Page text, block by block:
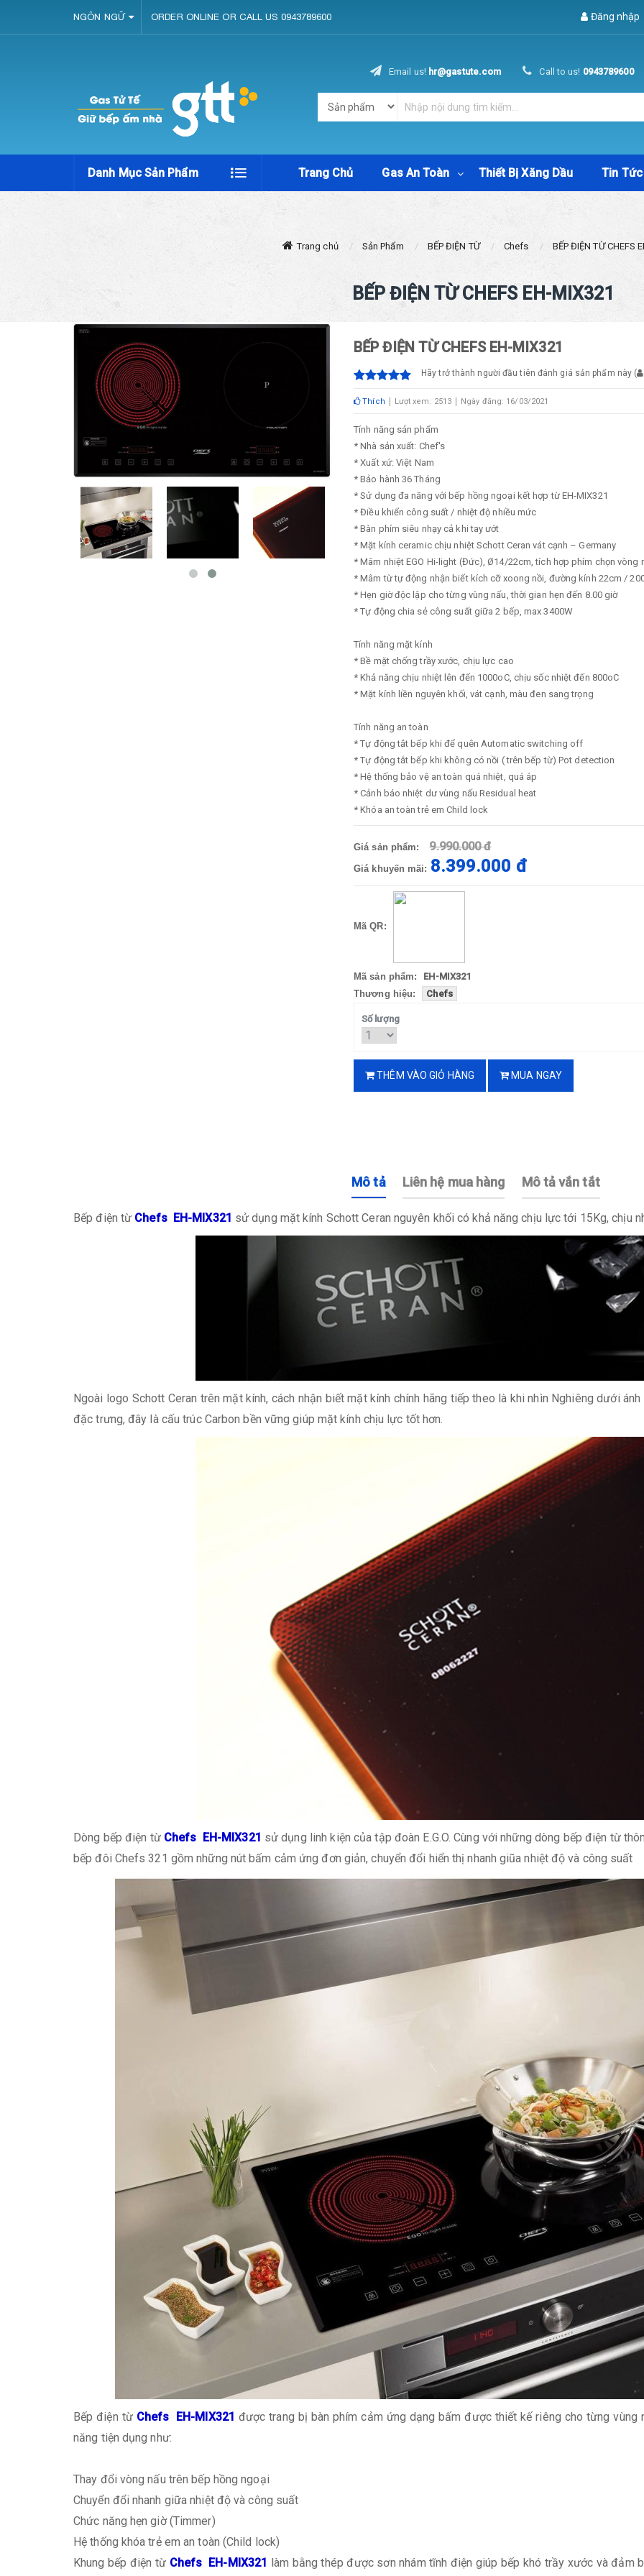
NGÔN NGỮ ORDER ONLINE OR CALL US 0943789600 Đăng nhập
Email us! hr@gastute.com Call to us! 0943789600
Danh Mục Sản Phẩm Trang Chủ Gas An Toàn Thiết Bị Xăng Dầu Tin Tức
Trang chủ Sản Phẩm BẾP ĐIỆN TỪ Chefs BẾP ĐIỆN TỪ CHEFS
BẾP ĐIỆN TỪ CHEFS EH-MIX321
BẾP ĐIỆN TỪ CHEFS EH-MIX321
Hãy trở thành người đầu tiên đánh giá sản phẩm này (
Thích Lượt xem: 2513 Ngày đăng: 16/03/2021
Tính năng sản phẩm
* Nhà sản xuất: Chef's
* Xuất xứ: Việt Nam
* Bảo hành 36 Tháng
* Sử dụng đa năng với bếp hồng ngoại kết hợp từ EH-MIX321
* Điều khiển công suất / nhiệt độ nhiều mức
* Bàn phím siêu nhạy cả khi tay ướt
* Mặt kính ceramic chịu nhiệt Schott Ceran vát cạnh – Germany
* Mâm nhiệt EGO Hi-light (Đức), Ø14/22cm, tích hợp phím chọn vòng
* Mâm từ tự động nhận biết kích cỡ xoong nồi, đường kính 22cm /
* Hẹn giờ độc lập cho từng vùng nấu, thời gian hẹn đến 8.00 giờ
* Tự động chia sẻ công suất giữa 2 bếp, max 3400W
Tính năng mặt kính
* Bề mặt chống trầy xước, chịu lực cao
* Khả năng chịu nhiệt lên đến 1000oC, chịu sốc nhiệt đến 800oC
* Mặt kính liền nguyên khối, vát cạnh, màu đen sang trọng
Tính năng an toàn
* Tự động tắt bếp khi để quên Automatic switching off
* Tự động tắt bếp khi không có nồi ( trên bếp từ) Pot detection
* Hệ thống bảo vệ an toàn quá nhiệt, quá áp
* Cảnh báo nhiệt dư vùng nấu Residual heat
* Khóa an toàn trẻ em Child lock
Giá sản phẩm: 9.990.000 đ
Giá khuyến mãi: 8.399.000 đ
Mã QR:
Mã sản phẩm:
EH-MIX321
Thương hiệu:
Chefs
Số lượng
THÊM VÀO GIỎ HÀNG MUA NGAY
Mô tả Liên hệ mua hàng Mô tả vắn tắt
Bếp điện từ Chefs EH-MIX321 sử dụng mặt kính Schott Ceran nguyên khối có khả năng chịu lực tới 15Kg, chịu
Ngoài logo Schott Ceran trên mặt kính, cách nhận biết mặt kính chính hãng tiếp theo là khi nhìn Nghiêng dưới
đặc trưng, đây là cấu trúc Carbon bền vững giúp mặt kính chịu lực tốt hơn.
Dòng bếp điện từ Chefs EH-MIX321 sử dụng linh kiện của tập đoàn E.G.O. Cùng với những dòng bếp điện từ
bếp đôi Chefs 321 gồm những nút bấm cảm ứng đơn giản, chuyển đổi hiển thị nhanh giũa nhiệt độ và công suất
Bếp điện từ Chefs EH-MIX321 được trang bị bàn phím cảm ứng dạng bấm được thiết kế riêng cho từng vùng
năng tiện dụng như:
Thay đổi vòng nấu trên bếp hồng ngoại
Chuyển đổi nhanh giữa nhiệt độ và công suất
Chức năng hẹn giờ (Timmer)
Hệ thống khóa trẻ em an toàn (Child lock)
Khung bếp điện từ Chefs EH-MIX321 làm bằng thép được sơn nhám tĩnh điện giúp bếp khó trầy xước và đảm